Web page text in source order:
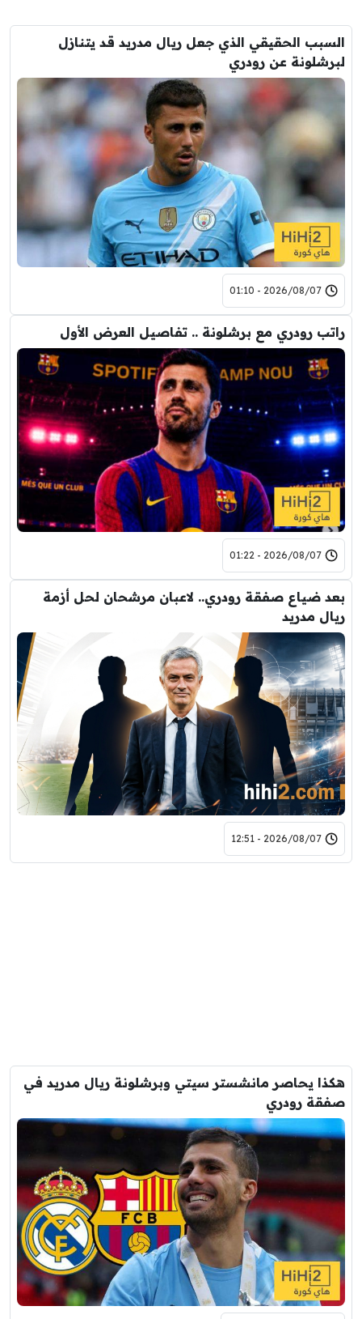
السبب الحقيقي الذي جعل ريال مدريد قد يتنازل
لبرشلونة عن رودري
2026/08/07 - 01:10
راتب رودري مع برشلونة .. تفاصيل العرض الأول
2026/08/07 - 01:22
بعد ضياع صفقة رودري.. لاعبان مرشحان لحل أزمة
ريال مدريد
2026/08/07 - 12:51
هكذا يحاصر مانشستر سيتي وبرشلونة ريال مدريد في
صفقة رودري